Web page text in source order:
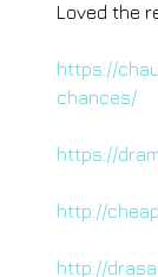
Loved the
https://
chances/
https://
http://
http://